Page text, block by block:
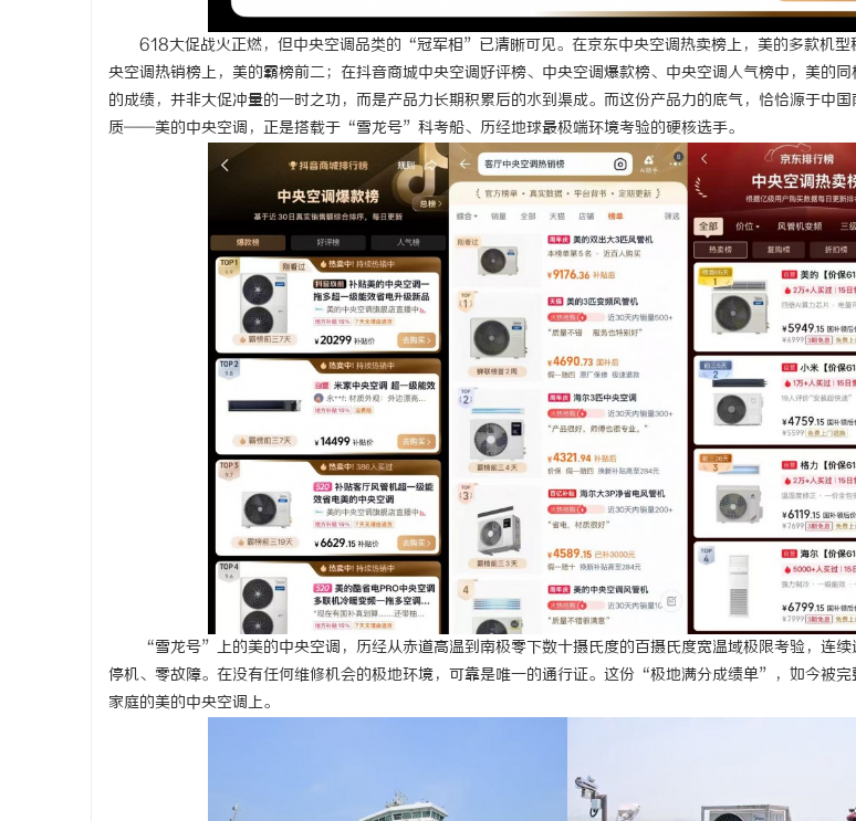
618大促战火正燃，但中央空调品类的“冠军相”已清晰可见。在京东中央空调热卖榜上，美的多款机型
央空调热销榜上，美的霸榜前二；在抖音商城中央空调好评榜、中央空调爆款榜、中央空调人气榜中，美的
的成绩，并非大促冲量的一时之功，而是产品力长期积累后的水到渠成。而这份产品力的底气，恰恰源于中
质——美的中央空调，正是搭载于“雪龙号”科考船、历经地球最极端环境考验的硬核选手。
“雪龙号”上的美的中央空调，历经从赤道高温到南极零下数十摄氏度的百摄氏度宽温域极限考验，连
停机、零故障。在没有任何维修机会的极地环境，可靠是唯一的通行证。这份“极地满分成绩单”，如今被完
家庭的美的中央空调上。